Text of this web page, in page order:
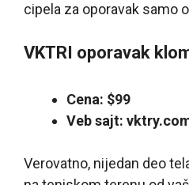
cipela za oporavak samo
VKTRI oporavak
Cena: $99
Veb sajt:
Verovatno, nijedan deo